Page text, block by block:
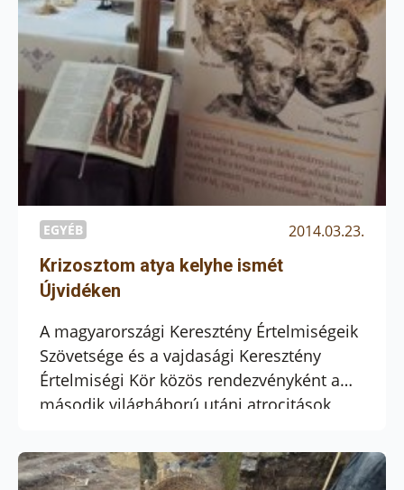
EGYÉB 2014.03.23.
Krizosztom atya kelyhe ismét
Újvidéken
A magyarországi Keresztény Értelmiségeik
Szövetsége és a vajdasági Keresztény
Értelmiségi Kör közös rendezvényként a
második világháború utáni atrocitások
háromnapos közös koszorúzási körutat
szerveztek, melynek keretében